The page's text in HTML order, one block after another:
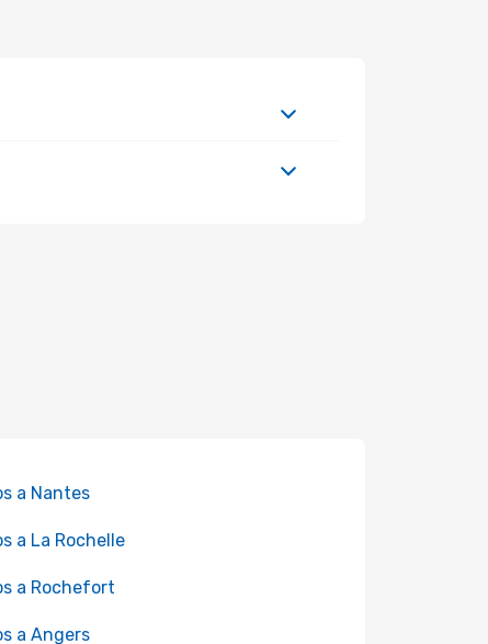
a Nantes
a La Rochelle
a Rochefort
a Angers